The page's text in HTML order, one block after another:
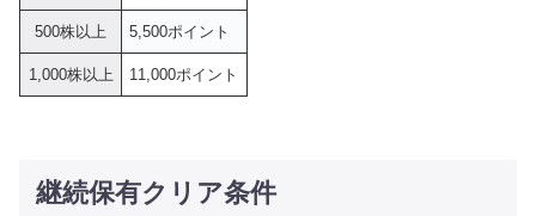
500株以上 5,500ポイント
1,000株以上 11,000ポイント
継続保有クリア条件